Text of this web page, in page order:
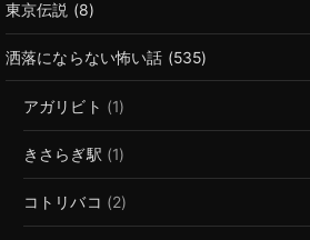
東京伝説 (8)
洒落にならない怖い話 (535)
アガリビト (1)
きさらぎ駅 (1)
コトリバコ (2)